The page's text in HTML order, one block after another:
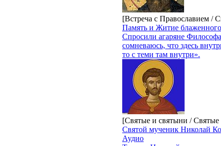
[Встреча с Православием /
Память и Житие
Спросили агаряне
сомневаюсь, что здесь
то с теми там внутри».
[Святые и святыни /
Святой мученик Николай
Аудио